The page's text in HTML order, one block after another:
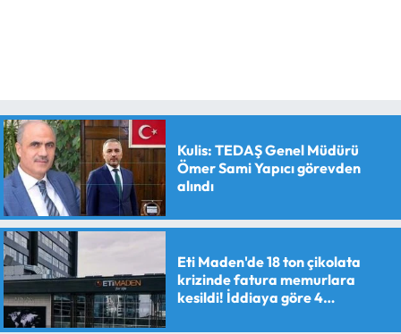
Kulis: TEDAŞ Genel Müdürü
Ömer Sami Yapıcı görevden
alındı
Eti Maden'de 18 ton çikolata
krizinde fatura memurlara
kesildi! İddiaya göre 4